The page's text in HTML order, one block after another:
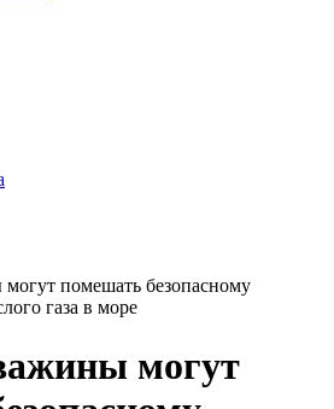
помешать безопасному
газа в море
могут